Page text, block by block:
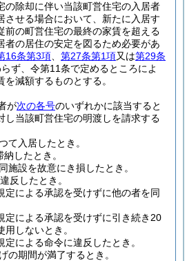
の除却に伴い当該町営住宅の入居者
させる場合において、新たに入居す
前の町営住宅の最終の家賃を超える
者の居住の安定を図るため必要があ
16条第3項 第27条第1項又は第29条
ず、令第11条で定めるところによ
を減額するものとする。
が次の各号のいずれかに該当すると
し当該町営住宅の明渡しを請求する
て入居したとき。
したとき。
施設を故意にき損したとき。
反したとき。
定による承認を受けずに他の者を同
定による承認を受けずに引き続き20
しないとき。
定による命令に違反したとき。
の期間が満了するとき。